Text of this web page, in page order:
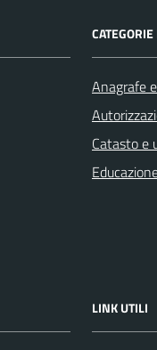
Anagrafe
Catasto e
LINK UTILI